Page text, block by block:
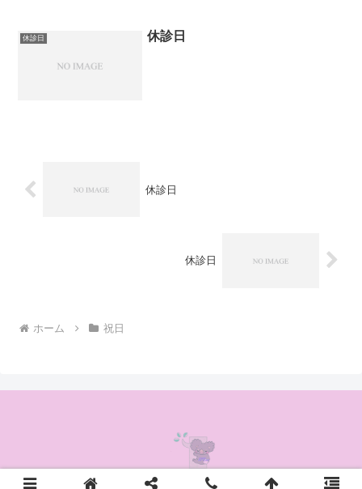
休診日 休診日
休診日
休診日
ホーム 祝日
© 2020 かんの耳鼻咽喉科クリニック.